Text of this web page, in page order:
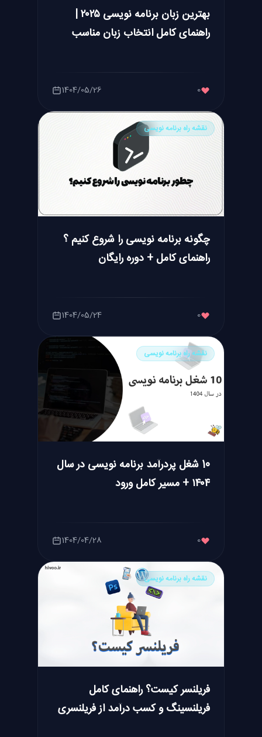
بهترین زبان برنامه نویسی ۲۰۲۵ |
راهنمای کامل انتخاب زبان مناسب
1404/05/26 0
نقشه راه برنامه نویسی
چگونه برنامه نویسی را شروع کنیم ؟
راهنمای کامل + دوره رایگان
1404/05/24 0
نقشه راه برنامه نویسی
10 شغل پردرآمد برنامه نویسی در سال
۱۴۰۴ + مسیر کامل ورود
1404/04/28 0
نقشه راه برنامه نویسی
فریلنسر کیست؟ راهنمای کامل
فریلنسینگ و کسب درآمد از فریلنسری